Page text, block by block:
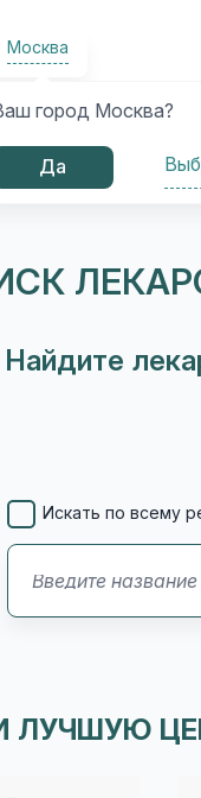
Москва
город Москва?
Да
Медицинские
изделия
Найдите
Искать по всему
ЛУЧШУЮ